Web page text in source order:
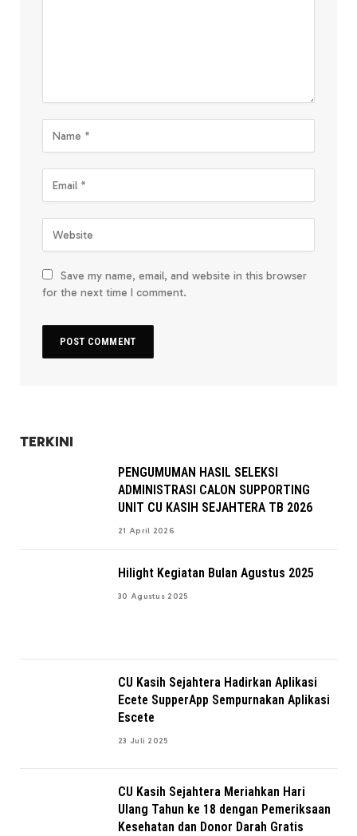
Save my name, email, and website in this browser
for the next time I comment.
TERKINI
PENGUMUMAN HASIL SELEKSI
ADMINISTRASI CALON SUPPORTING
UNIT CU KASIH SEJAHTERA TB 2026
21 April 2026
Hilight Kegiatan Bulan Agustus 2025
30 Agustus 2025
CU Kasih Sejahtera Hadirkan Aplikasi
Ecete SupperApp Sempurnakan Aplikasi
Escete
23 Juli 2025
CU Kasih Sejahtera Meriahkan Hari
Ulang Tahun ke 18 dengan Pemeriksaan
Kesehatan dan Donor Darah Gratis